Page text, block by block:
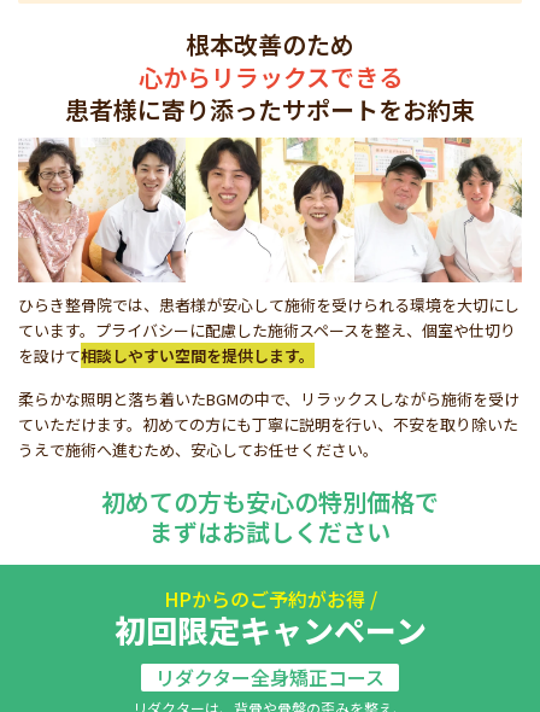
根本改善のため
心からリラックスできる
患者様に寄り添ったサポートをお約束
ひらき整骨院では、患者様が安心して施術を受けられる環境を大切にし
ています。プライバシーに配慮した施術スペースを整え、個室や仕切り
を設けて相談しやすい空間を提供します。
柔らかな照明と落ち着いたBGMの中で、リラックスしながら施術を受け
ていただけます。初めての方にも丁寧に説明を行い、不安を取り除いた
うえで施術へ進むため、安心してお任せください。
初めての方も安心の特別価格で
まずはお試しください
HPからのご予約がお得 /
初回限定キャンペーン
リダクター全身矯正コース
リダクターは、背骨や骨盤の歪みを整え、